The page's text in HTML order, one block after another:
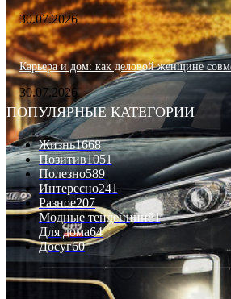
30.07.2026
Карьера и дом: как деловой женщине
30.07.2026
ПОПУЛЯРНЫЕ КАТЕГОРИИ
Жизнь1668
Позитив1051
Полезно589
Интересно241
Разное207
Модные тенденции81
Для дома64
Досуг60